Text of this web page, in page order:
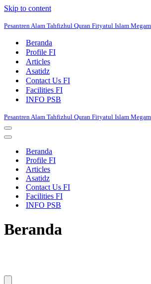
Skip to content
Pesantren Alam Tahfizhul Quran Fityatul Islam
Beranda
Profile FI
Articles
Asatidz
Contact Us FI
Facilities FI
INFO PSB
Pesantren Alam Tahfizhul Quran Fityatul Islam
Navigation
Menu
Navigation
Beranda
Profile FI
Articles
Asatidz
Contact Us FI
Facilities FI
INFO PSB
Beranda